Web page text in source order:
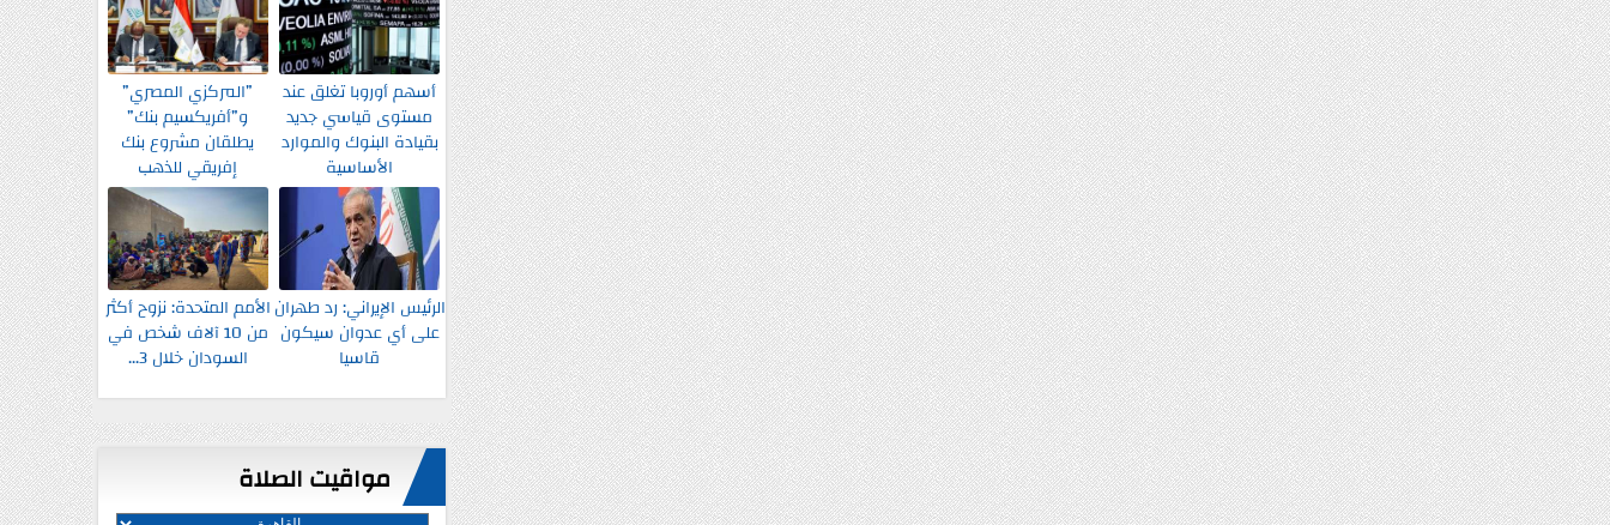
أسهم أوروبا تغلق عند
مستوى قياسي جديد
بقيادة البنوك والموارد
الأساسية
”المركزي المصري”
و”أفريكسيم بنك”
يطلقان مشروع بنك
إفريقي للذهب
الرئيس الإيراني: رد طهران
على أي عدوان سيكون
قاسيا
الأمم المتحدة: نزوح أكثر
من 10 آلاف شخص في
السودان خلال 3...
مواقيت الصلاة